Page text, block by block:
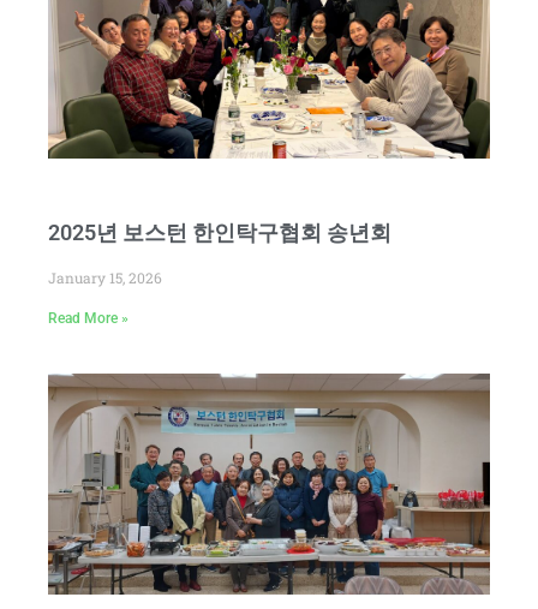
2025년 보스턴 한인탁구협회 송년회
January 15, 2026
Read More »